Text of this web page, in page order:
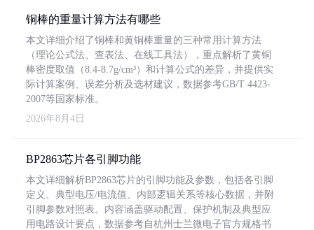
铜棒的重量计算方法有哪些
本文详细介绍了铜棒和黄铜棒重量的三种常用计算方法
（理论公式法、查表法、在线工具法），重点解析了黄铜
棒密度取值（8.4-8.7g/cm³）和计算公式的差异，并提供实
际计算案例、误差分析及选材建议，数据参考GB/T 4423-
2007等国家标准。
2026年8月4日
BP2863芯片各引脚功能
本文详细解析BP2863芯片的引脚功能及参数，包括各引脚
定义、典型电压/电流值、内部逻辑关系等核心数据，并附
引脚参数对照表。内容涵盖驱动配置、保护机制及典型应
用电路设计要点，数据参考自杭州士兰微电子官方规格书